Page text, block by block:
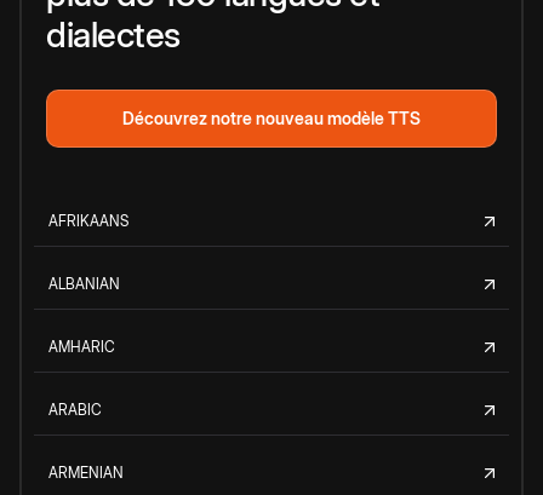
dialectes
Découvrez notre nouveau modèle TTS
AFRIKAANS
ALBANIAN
AMHARIC
ARABIC
ARMENIAN